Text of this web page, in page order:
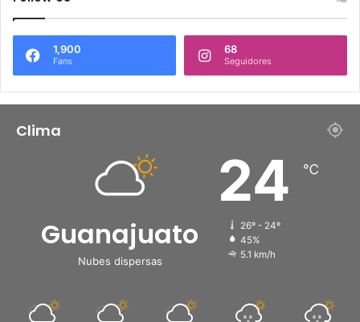
1,900
Fans
68
Seguidores
Clima
Guanajuato
Nubes dispersas
24 ℃
26º - 24º
45%
5.1 km/h